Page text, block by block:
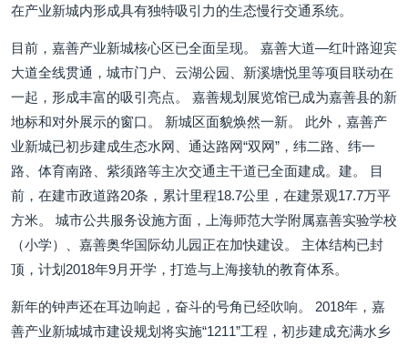
在产业新城内形成具有独特吸引力的生态慢行交通系统。
目前，嘉善产业新城核心区已全面呈现。 嘉善大道—红叶路迎宾
大道全线贯通，城市门户、云湖公园、新溪塘悦里等项目联动在
一起，形成丰富的吸引亮点。 嘉善规划展览馆已成为嘉善县的新
地标和对外展示的窗口。 新城区面貌焕然一新。 此外，嘉善产
业新城已初步建成生态水网、通达路网“双网”，纬二路、纬一
路、体育南路、紫须路等主次交通主干道已全面建成。建。 目
前，在建市政道路20条，累计里程18.7公里，在建景观17.7万平
方米。 城市公共服务设施方面，上海师范大学附属嘉善实验学校
（小学）、嘉善奥华国际幼儿园正在加快建设。 主体结构已封
顶，计划2018年9月开学，打造与上海接轨的教育体系。
新年的钟声还在耳边响起，奋斗的号角已经吹响。 2018年，嘉
善产业新城城市建设规划将实施“1211”工程，初步建成充满水乡